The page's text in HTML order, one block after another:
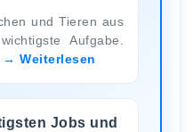
und Tieren aus
Aufgabe.
Weiterlesen
Jobs und